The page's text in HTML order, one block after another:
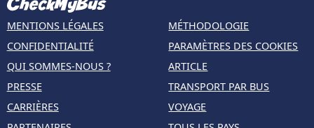
MENTIONS LÉGALES
CONFIDENTIALITÉ
QUI SOMMES-NOUS ?
PRESSE
CARRIÈRES
MÉTHODOLOGIE
PARAMÈTRES DES COOKIES
ARTICLE
TRANSPORT PAR BUS
VOYAGE